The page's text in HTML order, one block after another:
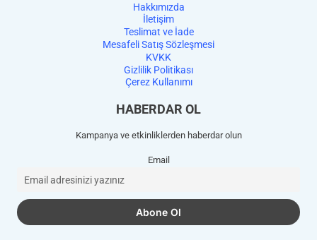
Hakkımızda
İletişim
Teslimat ve İade
Mesafeli Satış Sözleşmesi
KVKK
Gizlilik Politikası
Çerez Kullanımı
HABERDAR OL
Kampanya ve etkinliklerden haberdar olun
Email